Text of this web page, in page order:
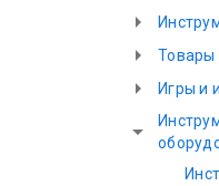
Товары
Игры и